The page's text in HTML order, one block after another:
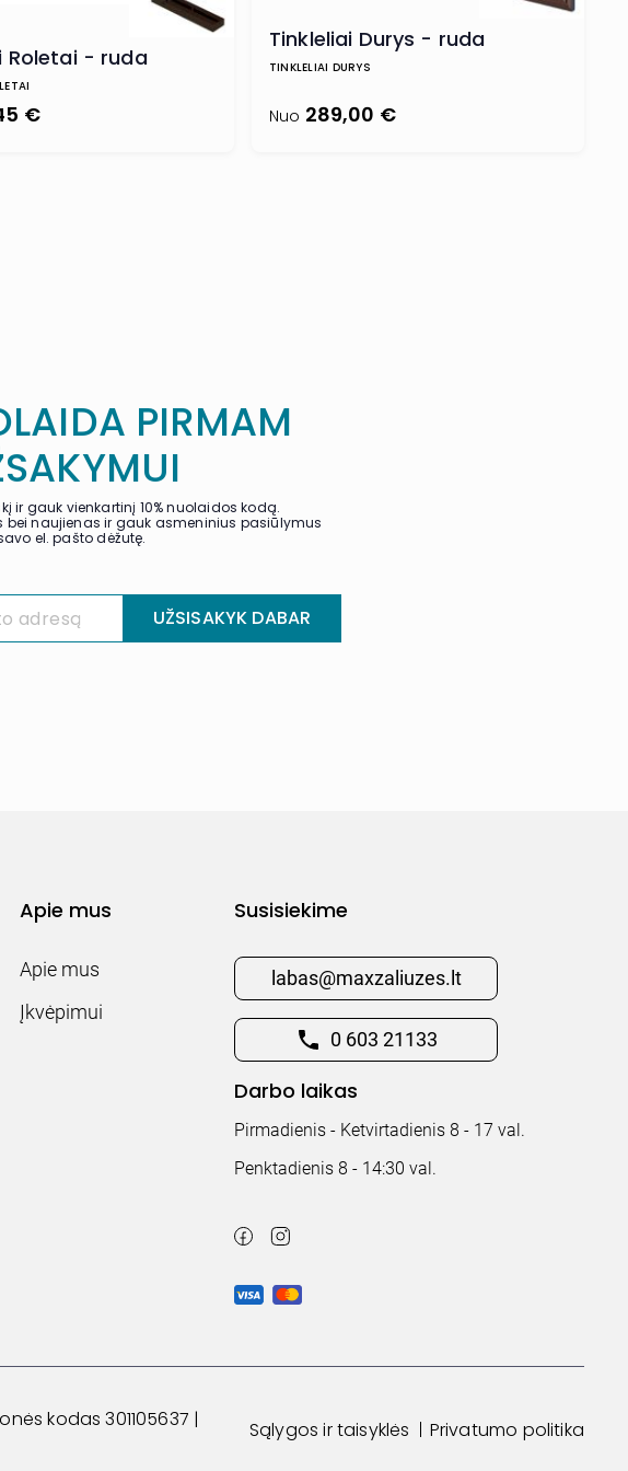
Roletai - ruda
€
Tinkleliai Durys - ruda
TINKLELIAI DURYS
Nuo 289,00 €
PIRMAM
ir gauk vienkartinį 10% nuolaidos kodą.
bei naujienas ir gauk asmeninius pasiūlymus
el. pašto dėžutę.
UŽSISAKYK DABAR
Apie mus
Apie mus
Įkvėpimui
Susisiekime
labas@maxzaliuzes.lt
0 603 21133
Darbo laikas
Pirmadienis - Ketvirtadienis 8 - 17 val.
Penktadienis 8 - 14:30 val.
kodas 301105637 |
Sąlygos ir taisyklės Privatumo politika